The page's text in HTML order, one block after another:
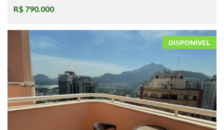
R$ 790.000
DISPONÍVEL